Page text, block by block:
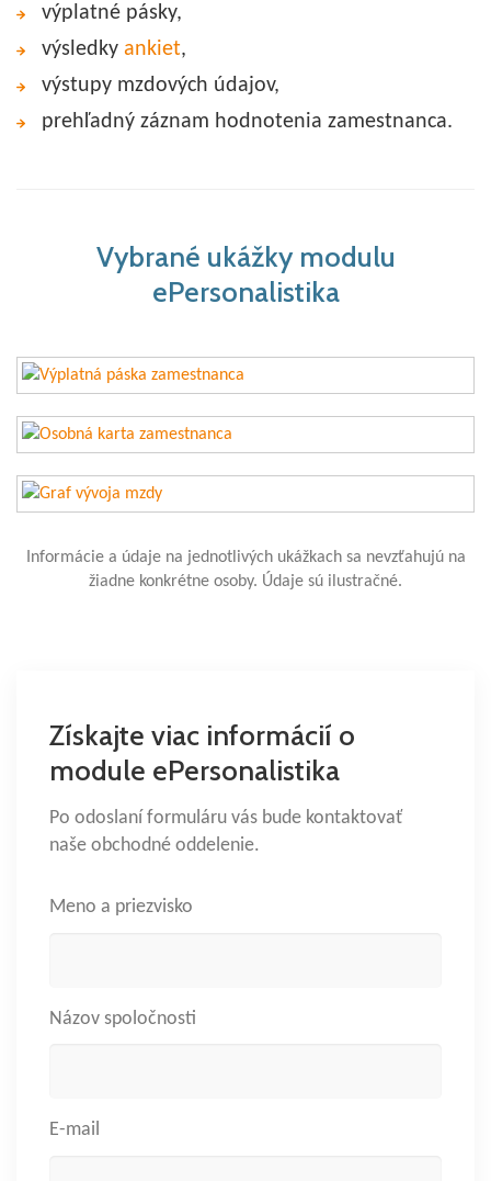
výplatné pásky,
výsledky ankiet,
výstupy mzdových údajov,
prehľadný záznam hodnotenia zamestnanca.
Vybrané ukážky modulu
ePersonalistika
Informácie a údaje na jednotlivých ukážkach sa nevzťahujú na
žiadne konkrétne osoby. Údaje sú ilustračné.
Získajte viac informácií o
module ePersonalistika
Po odoslaní formuláru vás bude kontaktovať
naše obchodné oddelenie.
Meno a priezvisko
Názov spoločnosti
E-mail